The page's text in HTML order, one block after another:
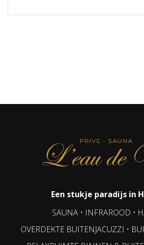
Een stukje paradijs in
SAUNA • INFRAROOD •
OVERDEKTE BUITENJACUZZI •